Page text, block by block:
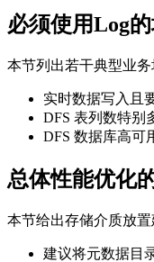
必须使用Log
本节列出若干典型业
实时数据写入且
DFS 表列数特别
DFS 数据库高可
总体性能优化
本节给出存储介质放置
建议将元数据目